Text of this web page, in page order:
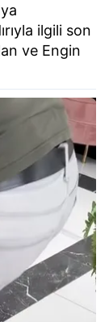
ilgili son
ve Engin